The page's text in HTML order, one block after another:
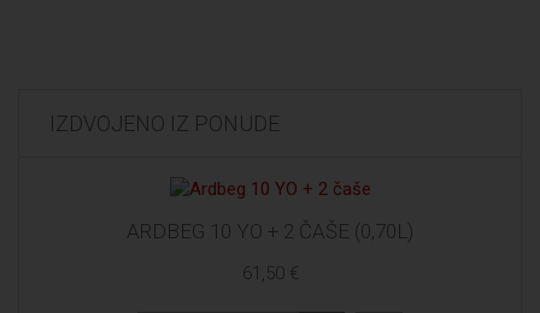
IZDVOJENO IZ PONUDE
ARDBEG 10 YO + 2 ČAŠE (0,70L)
61,50 €